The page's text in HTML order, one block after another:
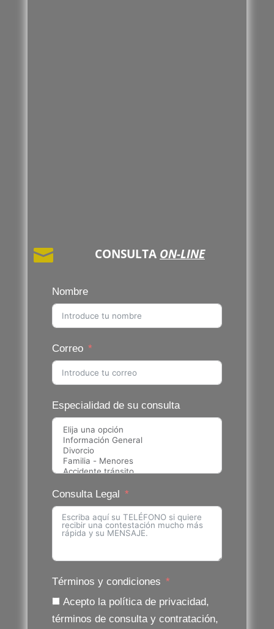
 CONSULTA ON-LINE
Nombre
Correo
Especialidad de su consulta
Consulta Legal
Términos y condiciones
Acepto la política de privacidad,
términos de consulta y contratación,